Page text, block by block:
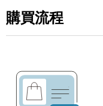
購買流程